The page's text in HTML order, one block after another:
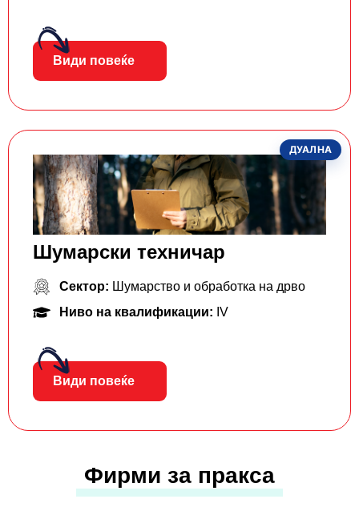
Види повеќе
ДУАЛНА
Шумарски техничар
Сектор: Шумарство и обработка на дрво
Ниво на квалификации: IV
Види повеќе
Фирми за пракса